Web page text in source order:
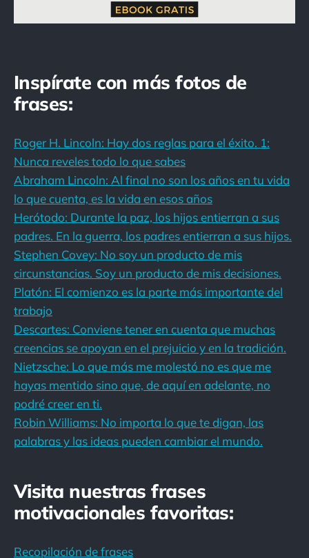
Inspírate con más fotos de
frases:
Roger H. Lincoln: Hay dos reglas para el éxito. 1:
Nunca reveles todo lo que sabes
Abraham Lincoln: Al final no son los años en tu vida
lo que cuenta, es la vida en esos años
Herótodo: Durante la paz, los hijos entierran a sus
padres. En la guerra, los padres entierran a sus hijos.
Stephen Covey: No soy un producto de mis
circunstancias. Soy un producto de mis decisiones.
Platón: El comienzo es la parte más importante del
trabajo
Descartes: Conviene tener en cuenta que muchas
creencias se apoyan en el prejuicio y en la tradición.
Nietzsche: Lo que más me molestó no es que me
hayas mentido sino que, de aquí en adelante, no
podré creer en ti.
Robin Williams: No importa lo que te digan, las
palabras y las ideas pueden cambiar el mundo.
Visita nuestras frases
motivacionales favoritas:
Recopilación de frases